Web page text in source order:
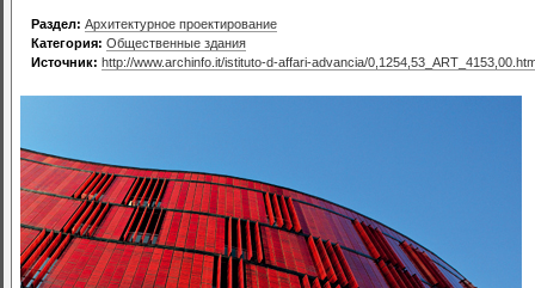
Раздел: Архитектурное проектирование
Категория: Общественные здания
Источник: http://www.archinfo.it/istituto-d-affari-advancia/